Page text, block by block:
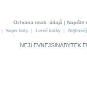
Ochrana osob. údajů | Napište
| Super boty | Levné knihy |